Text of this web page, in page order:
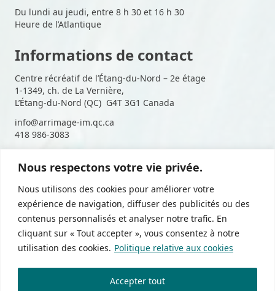
Nous respectons votre vie privée.
Nous utilisons des cookies pour améliorer votre
expérience de navigation, diffuser des publicités ou des
contenus personnalisés et analyser notre trafic. En
cliquant sur « Tout accepter », vous consentez à notre
utilisation des cookies. Politique relative aux cookies
Accepter tout
Du lundi au jeudi, entre 8 h 30 et 16 h 30
Heure de l’Atlantique
Informations de contact
Centre récréatif de l’Étang-du-Nord – 2e étage
1-1349, ch. de La Vernière,
L’Étang-du-Nord (QC) G4T 3G1 Canada
info@arrimage-im.qc.ca
418 986-3083
Suivez-nous sur les médias
sociaux
Politique de confidentialité